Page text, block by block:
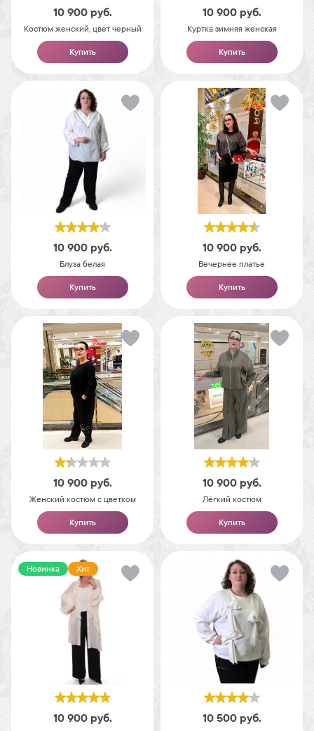
10 900 руб.
Костюм женский, цвет черный
Купить
10 900 руб.
Куртка зимняя женская
Купить
10 900 руб.
Блуза белая
Купить
10 900 руб.
Вечернее платье
Купить
10 900 руб.
Женский костюм с цветком
Купить
10 900 руб.
Лёгкий костюм
Купить
Новинка Хит
10 900 руб. 10 500 руб.